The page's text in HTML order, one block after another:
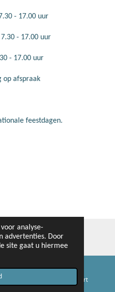
analyse-
advertenties. Door
site gaat u hiermee
- 17.00 uur
- 17.00 uur
- 17.00 uur
op afspraak
feestdagen.
Kaart